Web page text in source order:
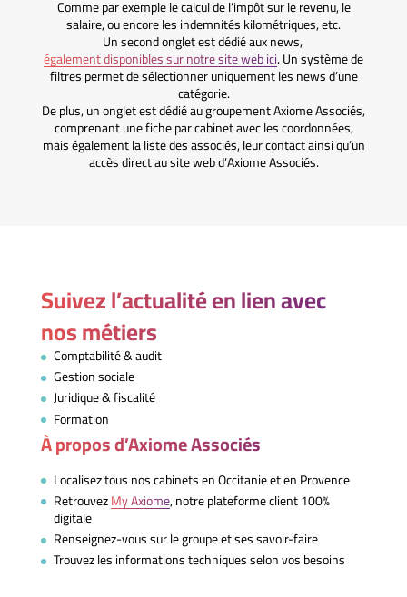
Comme par exemple le calcul de l’impôt sur le revenu, le
salaire, ou encore les indemnités kilométriques, etc.
Un second onglet est dédié aux news,
également disponibles sur notre site web ici. Un système de
filtres permet de sélectionner uniquement les news d’une
catégorie.
De plus, un onglet est dédié au groupement Axiome Associés,
comprenant une fiche par cabinet avec les coordonnées,
mais également la liste des associés, leur contact ainsi qu’un
accès direct au site web d’Axiome Associés.
Suivez l’actualité en lien avec
nos métiers
Comptabilité & audit
Gestion sociale
Juridique & fiscalité
Formation
À propos d’Axiome Associés
Localisez tous nos cabinets en Occitanie et en Provence
RetrouvezMy Axiome, notre plateforme client 100%
digitale
Renseignez-vous sur le groupe et ses savoir-faire
Trouvez les informations techniques selon vos besoins